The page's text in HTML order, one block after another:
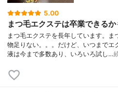
5.00
まつ毛エクステは卒業できるか
まつ毛エクステを長年しています。ま
物足りない。。。だけど、いつまでエ
液は今まで多数あり、いろいろ試し…